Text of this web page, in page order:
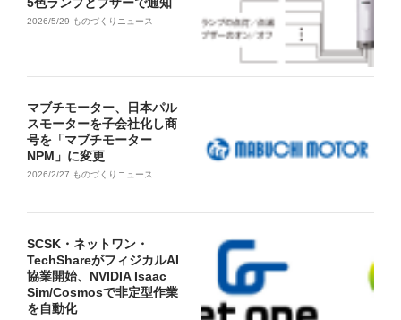
5色ランプとブザーで通知
2026/5/29 ものづくりニュース
マブチモーター、日本パル
スモーターを子会社化し商
号を「マブチモーター
NPM」に変更
2026/2/27 ものづくりニュース
SCSK・ネットワン・
TechShareがフィジカルAI
協業開始、NVIDIA Isaac
Sim/Cosmosで非定型作業
を自動化